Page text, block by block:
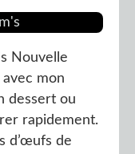
Nouvelle
mon
dessert ou
rapidement.
d’œufs de